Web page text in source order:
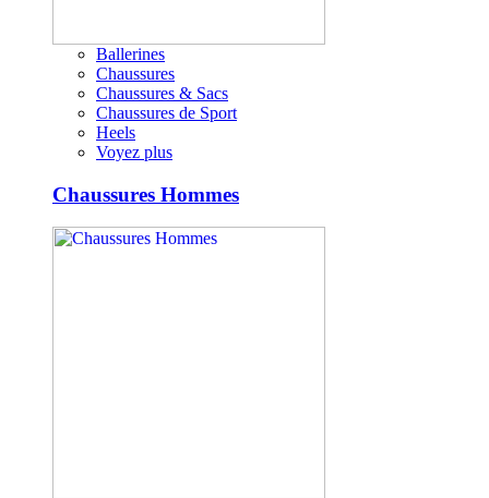
Ballerines
Chaussures
Chaussures & Sacs
Chaussures de Sport
Heels
Voyez plus
Chaussures Hommes